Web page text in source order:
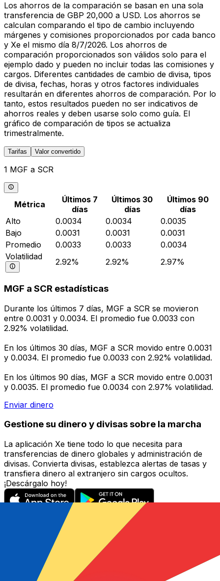
Los ahorros de la comparación se basan en una sola
transferencia de GBP 20,000 a USD. Los ahorros se
calculan comparando el tipo de cambio incluyendo
márgenes y comisiones proporcionados por cada banco
y Xe el mismo día 8/7/2026. Los ahorros de
comparación proporcionados son válidos solo para el
ejemplo dado y pueden no incluir todas las comisiones y
cargos. Diferentes cantidades de cambio de divisa, tipos
de divisa, fechas, horas y otros factores individuales
resultarán en diferentes ahorros de comparación. Por lo
tanto, estos resultados pueden no ser indicativos de
ahorros reales y deben usarse solo como guía. El
gráfico de comparación de tipos se actualiza
trimestralmente.
Tarifas Valor convertido
1 MGF a SCR
Métrica
Últimos 7
días
Últimos 30
días
Últimos 90
días
Alto
0.0034 0.0034
0.0035
Bajo
0.0031 0.0031
0.0031
Promedio
0.0033 0.0033
0.0034
Volatilidad
2.92% 2.92% 2.97%
MGF a SCR estadísticas
Durante los últimos 7 días, MGF a SCR se movieron
entre 0.0031 y 0.0034. El promedio fue 0.0033 con
2.92% volatilidad.
En los últimos 30 días, MGF a SCR movido entre 0.0031
y 0.0034. El promedio fue 0.0033 con 2.92% volatilidad.
En los últimos 90 días, MGF a SCR movido entre 0.0031
y 0.0035. El promedio fue 0.0034 con 2.97% volatilidad.
Enviar dinero
Gestione su dinero y divisas sobre la marcha
La aplicación Xe tiene todo lo que necesita para
transferencias de dinero globales y administración de
divisas. Convierta divisas, establezca alertas de tasas y
transfiera dinero al extranjero sin cargos ocultos.
¡Descárgalo hoy!